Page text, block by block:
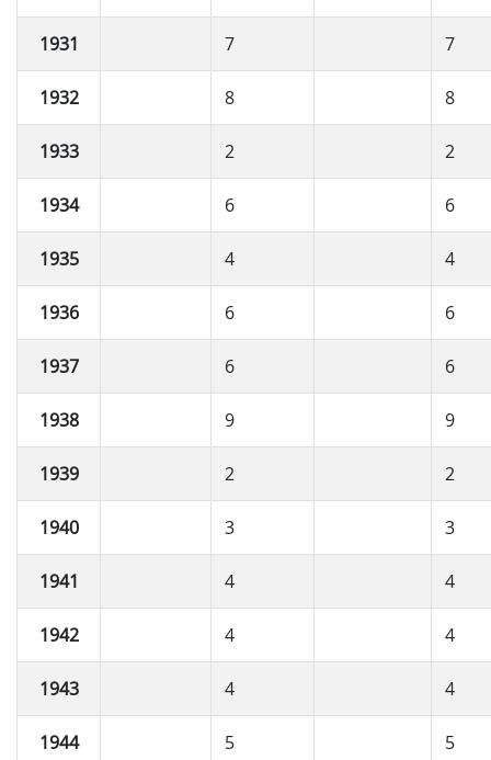
1931 7 7
1932 8 8
1933 2 2
1934 6 6
1935 4 4
1936 6 6
1937 6 6
1938 9 9
1939 2 2
1940 3 3
1941 4 4
1942 4 4
1943 4 4
1944 5 5